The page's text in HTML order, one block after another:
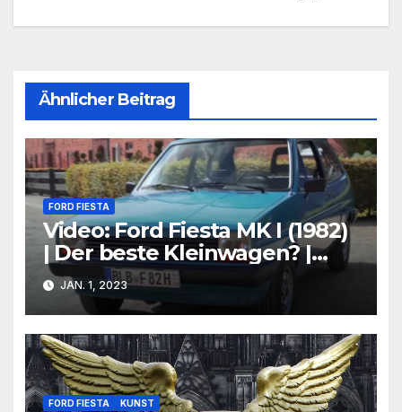
Ähnlicher Beitrag
FORD FIESTA
Video: Ford Fiesta MK I (1982)
| Der beste Kleinwagen? |
CarRanger
JAN. 1, 2023
FORD FIESTA KUNST